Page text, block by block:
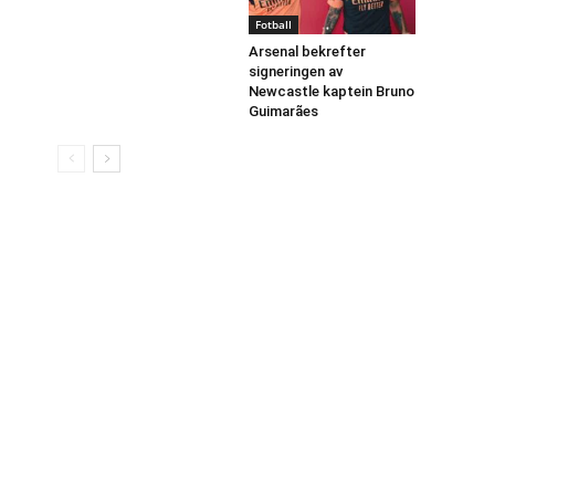
Fotball
Arsenal bekrefter
signeringen av
Newcastle kaptein Bruno
Guimarães